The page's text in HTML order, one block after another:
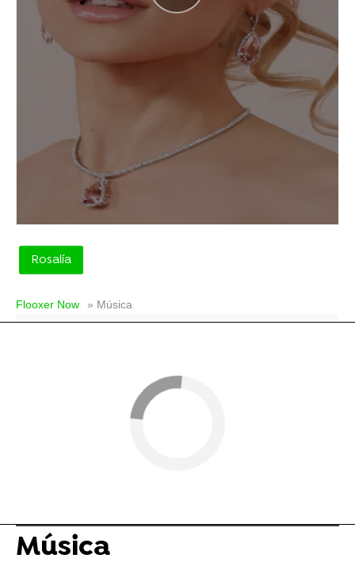
Rosalía
Flooxer Now » Música
Música